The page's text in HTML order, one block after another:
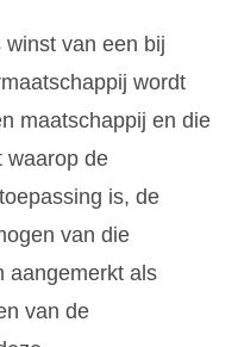
van een bij
wordt
maatschappij en die
waarop de
is, de
van die
aangemerkt als
van de